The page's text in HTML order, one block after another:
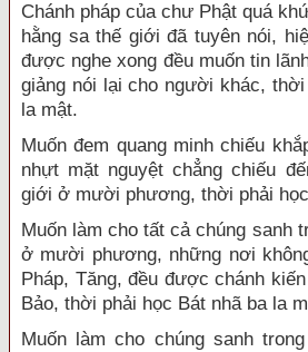
Chánh pháp của chư Phật quá
hằng sa thế giới đã tuyên nói,
được nghe xong đều muốn tin
giảng nói lại cho người khác,
la mật.
Muốn đem quang minh chiếu
nhựt mặt nguyệt chẳng chiếu
giới ở mười phương, thời phải
Muốn làm cho tất cả chúng sanh
ở mười phương, những nơi
Pháp, Tăng, đều được chánh
Bảo, thời phải học Bát nhã ba la
Muốn làm cho chúng sanh